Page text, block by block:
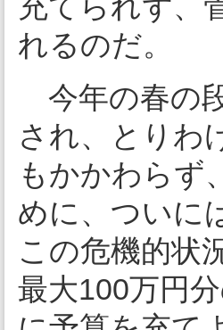
れるのだ。
今年の春の
され、とりわ
もかかわらず
めに、ついに
この危機的状
最大100万円